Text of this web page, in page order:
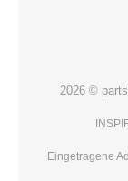
2026 ©
Eingetragene